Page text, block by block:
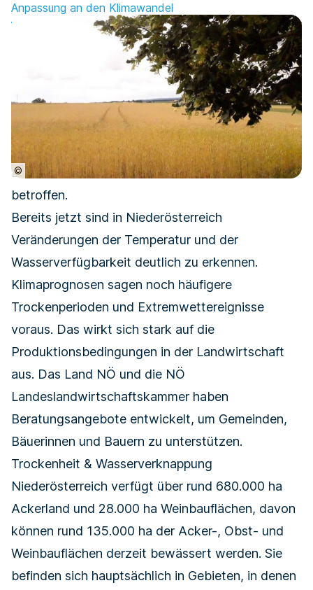
Anpassung an den Klimawandel
©
Die Landwirtschaft ist stark vom Klimawandel
betroffen.
Bereits jetzt sind in Niederösterreich
Veränderungen der Temperatur und der
Wasserverfügbarkeit deutlich zu erkennen.
Klimaprognosen sagen noch häufigere
Trockenperioden und Extremwettereignisse
voraus. Das wirkt sich stark auf die
Produktionsbedingungen in der Landwirtschaft
aus. Das Land NÖ und die NÖ
Landeslandwirtschaftskammer haben
Beratungsangebote entwickelt, um Gemeinden,
Bäuerinnen und Bauern zu unterstützen.
Trockenheit & Wasserverknappung
Niederösterreich verfügt über rund 680.000 ha
Ackerland und 28.000 ha Weinbauflächen, davon
können rund 135.000 ha der Acker-, Obst- und
Weinbauflächen derzeit bewässert werden. Sie
befinden sich hauptsächlich in Gebieten, in denen